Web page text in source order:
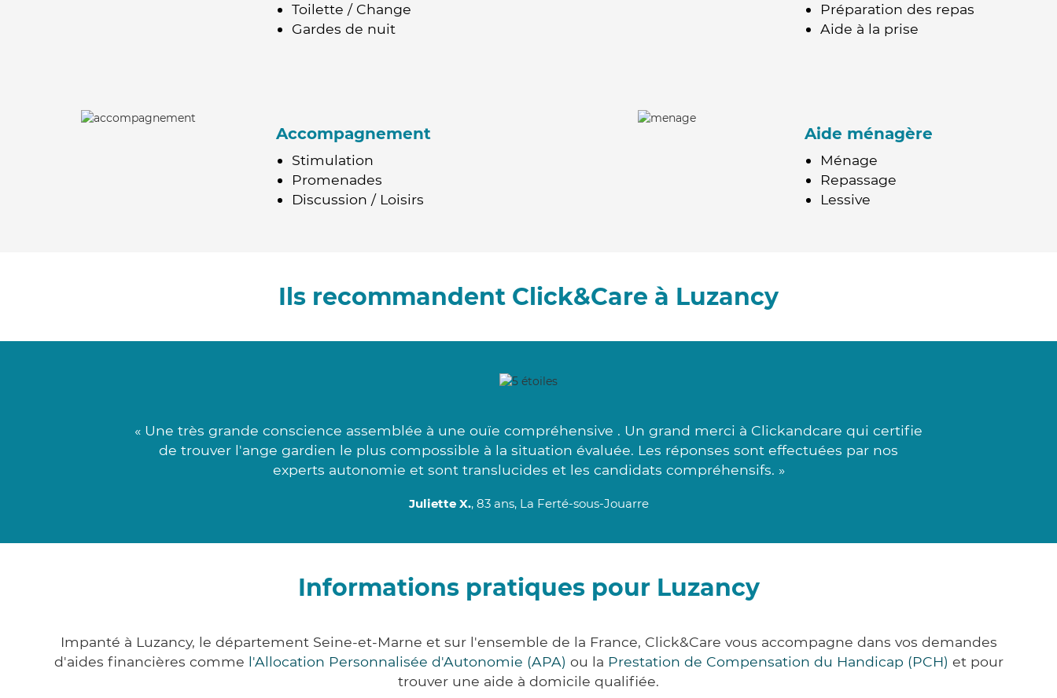
Toilette / Change
Gardes de nuit
Préparation des repas
Aide à la prise
Accompagnement
Stimulation
Promenades
Discussion / Loisirs
Aide ménagère
Ménage
Repassage
Lessive
Ils recommandent Click&Care à Luzancy
« Une très grande conscience assemblée à une ouïe compréhensive . Un grand merci à Clickandcare qui certifie
de trouver l'ange gardien le plus compossible à la situation évaluée. Les réponses sont effectuées par nos
experts autonomie et sont translucides et les candidats compréhensifs. »
Juliette X., 83 ans, La Ferté-sous-Jouarre
Informations pratiques pour Luzancy
Impanté à Luzancy, le département Seine-et-Marne et sur l'ensemble de la France, Click&Care vous accompagne dans vos demandes
d'aides financières comme l'Allocation Personnalisée d'Autonomie (APA) ou la Prestation de Compensation du Handicap (PCH) et pour
trouver une aide à domicile qualifiée.